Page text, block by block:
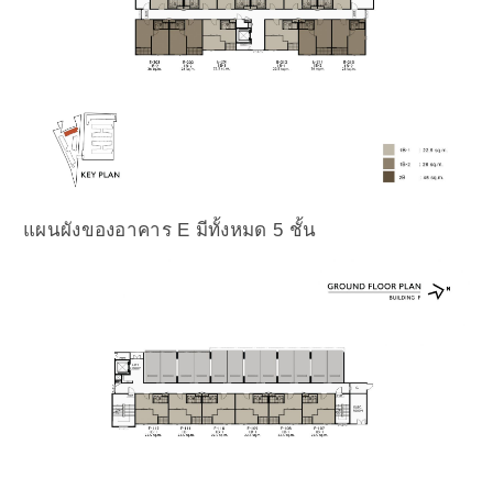
แผนผังของอาคาร E มีทั้งหมด 5 ชั้น